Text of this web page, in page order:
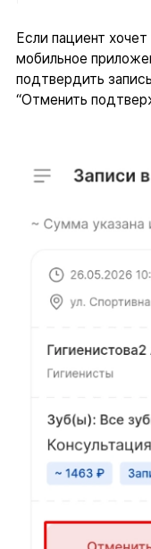
Если пациент
мобильное
подтвердить
“Отменить